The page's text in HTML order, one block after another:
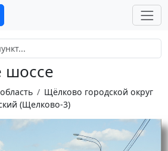
шоссе
Щёлково городской округ
(Щелково-3)